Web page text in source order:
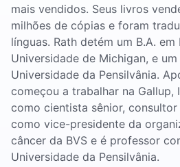
mais vendidos. Seus livros
milhões de cópias e foram
línguas. Rath detém um B.A.
Universidade de Michigan, e
Universidade da Pensilvânia.
começou a trabalhar na Gallup,
como cientista sênior,
como vice-presidente da
câncer da BVS e é professor
Universidade da Pensilvânia.